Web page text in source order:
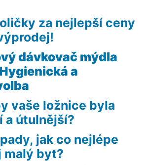
za nejlepší ceny
dávkovač mýdla
a
vaše ložnice byla
a útulnější?
jak co nejlépe
byt?